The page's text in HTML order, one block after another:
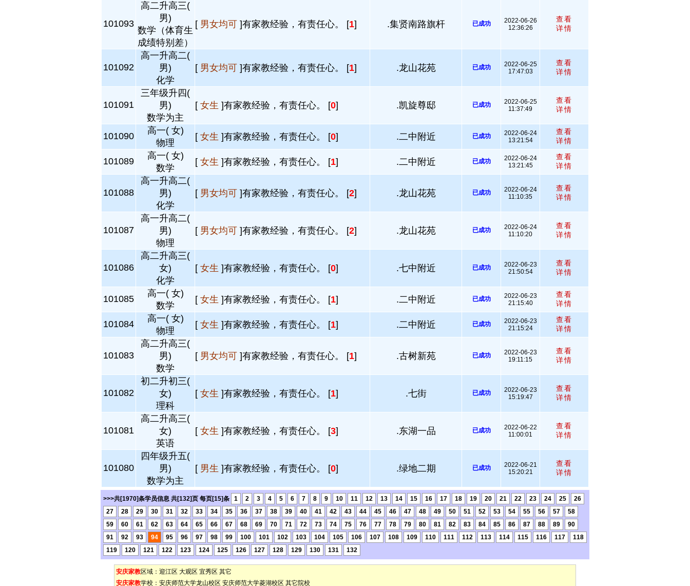
101093
高二升高三(
男)
数学（体育生
成绩特别差）
[ 男女均可 ]有家教经验，有责任心。 [1] .集贤南路旗杆 已成功
2022-06-26
12:36:26
查看
详情
101092
高一升高二(
男)
化学
[ 男女均可 ]有家教经验，有责任心。 [1] .龙山花苑 已成功
2022-06-25
17:47:03
查看
详情
101091
三年级升四(
男)
数学为主
[ 女生 ]有家教经验，有责任心。 [0] .凯旋尊邸 已成功
2022-06-25
11:37:49
查看
详情
101090
高一( 女)
物理
[ 女生 ]有家教经验，有责任心。 [0] .二中附近 已成功
2022-06-24
13:21:54
查看
详情
101089
高一( 女)
数学
[ 女生 ]有家教经验，有责任心。 [1] .二中附近 已成功
2022-06-24
13:21:45
查看
详情
101088
高一升高二(
男)
化学
[ 男女均可 ]有家教经验，有责任心。 [2] .龙山花苑 已成功
2022-06-24
11:10:35
查看
详情
101087
高一升高二(
男)
物理
[ 男女均可 ]有家教经验，有责任心。 [2] .龙山花苑 已成功
2022-06-24
11:10:20
查看
详情
101086
高二升高三(
女)
化学
[ 女生 ]有家教经验，有责任心。 [0] .七中附近 已成功
2022-06-23
21:50:54
查看
详情
101085
高一( 女)
数学
[ 女生 ]有家教经验，有责任心。 [1] .二中附近 已成功
2022-06-23
21:15:40
查看
详情
101084
高一( 女)
物理
[ 女生 ]有家教经验，有责任心。 [1] .二中附近 已成功
2022-06-23
21:15:24
查看
详情
101083
高二升高三(
男)
数学
[ 男女均可 ]有家教经验，有责任心。 [1] .古树新苑 已成功
2022-06-23
19:11:15
查看
详情
101082
初二升初三(
女)
理科
[ 女生 ]有家教经验，有责任心。 [1] .七街 已成功
2022-06-23
15:19:47
查看
详情
101081
高二升高三(
女)
英语
[ 女生 ]有家教经验，有责任心。 [3] .东湖一品 已成功
2022-06-22
11:00:01
查看
详情
101080
四年级升五(
男)
数学为主
[ 男生 ]有家教经验，有责任心。 [0] .绿地二期 已成功
2022-06-21
15:20:21
查看
详情
>>>共[1970]条学员信息 共[132]页 每页[15]条 1 2 3 4 5 6 7 8 9 10 11 12 13 14 15 16 17 18 19 20 21 22 23 24 25
26
27
28 29 30 31 32 33 34 35 36 37 38 39 40 41 42 43 44 45 46 47 48 49 50 51 52 53 54 55 56 57
58
59
60 61 62 63 64 65 66 67 68 69 70 71 72 73 74 75 76 77 78 79 80 81 82 83 84 85 86 87 88 89
90
91
92 93 94 95 96 97 98 99 100 101 102 103 104 105 106 107 108 109 110 111 112 113 114 115 116 117
118
119
120 121 122 123 124 125 126 127 128 129 130 131 132
安庆家教区域： 迎江区 大观区 宜秀区 其它
安庆家教学校： 安庆师范大学龙山校区 安庆师范大学菱湖校区 其它院校